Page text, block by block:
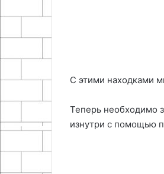
С этими находками
Теперь необходимо
изнутри с помощью